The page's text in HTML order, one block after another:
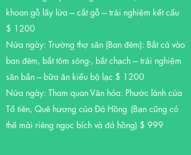
khoan gỗ lấy lửa --- cắt gỗ --- trải nghiệm kết cấu
$ 1200
Nửa ngày: Trường thợ săn (Ban đêm): Bắt cá vào
ban đêm, bắt tôm sông-, bắt chạch --- trải nghiệm
săn bắn --- bữa ăn kiểu bộ lạc $ 1200
Nửa ngày: Tham quan Văn hóa: Phước lành của
Tổ tiên, Quê hương của Đá Hồng (Bạn cũng có
thể mài riêng ngọc bích và đá hồng) $ 999